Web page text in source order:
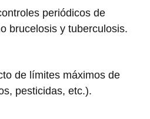
periódicos de
brucelosis y tuberculosis.
de límites máximos de
pesticidas, etc.).